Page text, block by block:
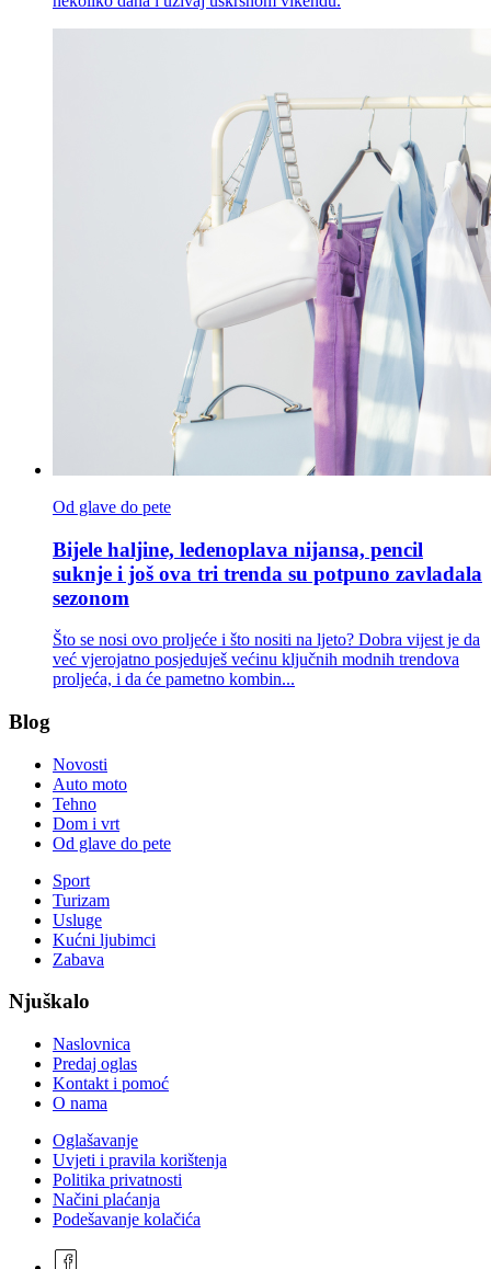
Od glave do pete
Bijele haljine, ledenoplava nijansa, pencil
suknje i još ova tri trenda su potpuno zavladala
sezonom
Što se nosi ovo proljeće i što nositi na ljeto? Dobra vijest je da
već vjerojatno posjeduješ većinu ključnih modnih trendova
proljeća, i da će pametno kombin...
Blog
Novosti
Auto moto
Tehno
Dom i vrt
Od glave do pete
Sport
Turizam
Usluge
Kućni ljubimci
Zabava
Njuškalo
Naslovnica
Predaj oglas
Kontakt i pomoć
O nama
Oglašavanje
Uvjeti i pravila korištenja
Politika privatnosti
Načini plaćanja
Podešavanje kolačića